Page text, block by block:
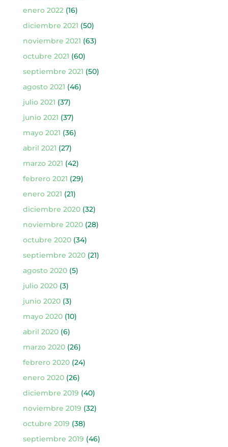
enero 2022(16)
diciembre 2021 (50)
noviembre 2021 (63)
octubre 2021 (60)
septiembre 2021 (50)
agosto 2021 (46)
julio 2021 (37)
junio 2021 (37)
mayo 2021 (36)
abril 2021 (27)
marzo 2021 (42)
febrero 2021 (29)
enero 2021 (21)
diciembre 2020(32)
noviembre 2020(28)
octubre 2020(34)
septiembre 2020(21)
agosto 2020(5)
julio 2020(3)
junio 2020(3)
mayo 2020(10)
abril 2020(6)
marzo 2020(26)
febrero 2020(24)
enero 2020(26)
diciembre 2019 (40)
noviembre 2019 (32)
octubre 2019 (38)
septiembre 2019 (46)